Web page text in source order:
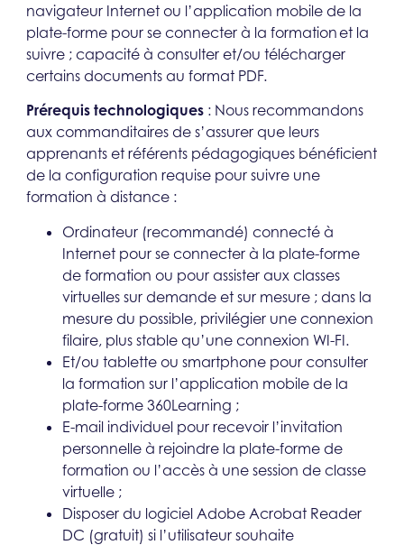
navigateur Internet ou l’application mobile de la
plate-forme pour se connecter à la formation et la
suivre ; capacité à consulter et/ou télécharger
certains documents au format PDF.
Prérequis technologiques : Nous recommandons
aux commanditaires de s’assurer que leurs
apprenants et référents pédagogiques bénéficient
de la configuration requise pour suivre une
formation à distance :
Ordinateur (recommandé) connecté à
Internet pour se connecter à la plate-forme
de formation ou pour assister aux classes
virtuelles sur demande et sur mesure ; dans la
mesure du possible, privilégier une connexion
filaire, plus stable qu’une connexion WI-FI.
Et/ou tablette ou smartphone pour consulter
la formation sur l’application mobile de la
plate-forme 360Learning ;
E-mail individuel pour recevoir l’invitation
personnelle à rejoindre la plate-forme de
formation ou l’accès à une session de classe
virtuelle ;
Disposer du logiciel Adobe Acrobat Reader
DC (gratuit) si l’utilisateur souhaite